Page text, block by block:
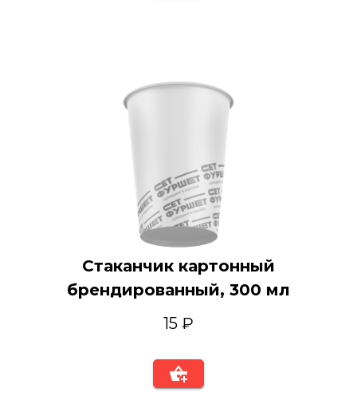
Стаканчик картонный
брендированный, 300 мл
15 ₽